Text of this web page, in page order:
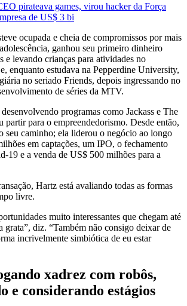
pirateava games, virou hacker da Força
de US$ 3 bi
ocupada e cheia de compromissos por mais
ganhou seu primeiro dinheiro
e levando crianças para atividades no
enquanto estudava na Pepperdine University,
no seriado Friends, depois ingressando no
de séries da MTV.
programas como Jackass e The
partir para o empreendedorismo. Desde então,
seu caminho; ela liderou o negócio ao longo
em captações, um IPO, o fechamento
19 e a venda de US$ 500 milhões para a
Hartz está avaliando todas as formas
livre.
muito interessantes que chegam até
grata”, diz. “Também não consigo deixar de
incrivelmente simbiótica de eu estar
xadrez com robôs,
e considerando estágios